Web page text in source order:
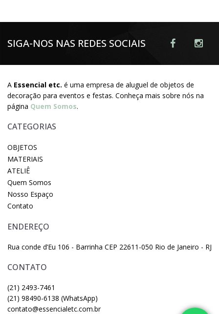
SIGA-NOS NAS REDES SOCIAIS
A Essencial etc. é uma empresa de aluguel de objetos de
decoração para eventos e festas. Conheça mais sobre nós na
página Quem Somos.
CATEGORIAS
OBJETOS
MATERIAIS
ATELIÊ
Quem Somos
Nosso Espaço
Contato
ENDEREÇO
Rua conde d’Eu 106 - Barrinha CEP 22611-050 Rio de Janeiro - RJ
CONTATO
(21) 2493-7461
(21) 98490-6138 (WhatsApp)
contato@essencialetc.com.br